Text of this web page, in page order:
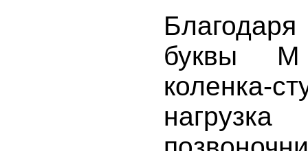
буквы М